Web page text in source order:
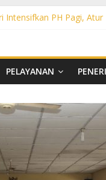
Intensifkan PH Pagi,
PH Pagi, Bantu
PH Pagi di Titik
PELAYANAN